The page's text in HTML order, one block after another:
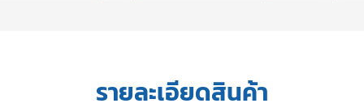
รายละเอียดสินค้า